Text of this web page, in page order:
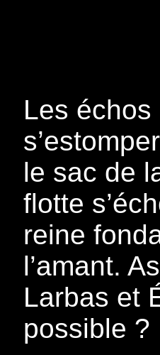
Les
le sac de
flotte
reine
l’amant.
Larbas et
possible ?